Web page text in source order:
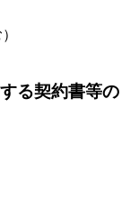
る契約書等の